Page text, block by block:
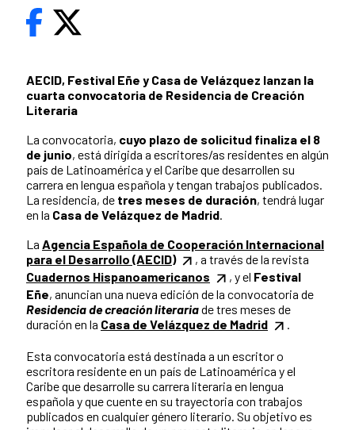
AECID, Festival Eñe y Casa de Velázquez lanzan la
cuarta convocatoria de Residencia de Creación
Literaria
La convocatoria, cuyo plazo de solicitud finaliza el 8
de junio, está dirigida a escritores/as residentes en algún
país de Latinoamérica y el Caribe que desarrollen su
carrera en lengua española y tengan trabajos publicados.
La residencia, de tres meses de duración, tendrá lugar
en la Casa de Velázquez de Madrid.
La Agencia Española de Cooperación Internacional
para el Desarrollo (AECID)
, a través de la revista
Cuadernos Hispanoamericanos
, y el Festival
Eñe, anuncian una nueva edición de la convocatoria de
Residencia de creación literariade tres meses de
duración en la Casa de Velázquez de Madrid .
Esta convocatoria está destinada a un escritor o
escritora residente en un país de Latinoamérica y el
Caribe que desarrolle su carrera literaria en lengua
española y que cuente en su trayectoria con trabajos
publicados en cualquier género literario. Su objetivo es